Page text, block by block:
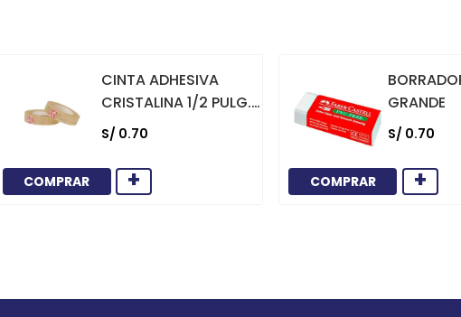
CINTA ADHESIVA
CRISTALINA 1/2 PULG.
X 36 YARDAS
S/ 0.70
COMPRAR +
GRANDE
S/ 0.70
COMPRAR +